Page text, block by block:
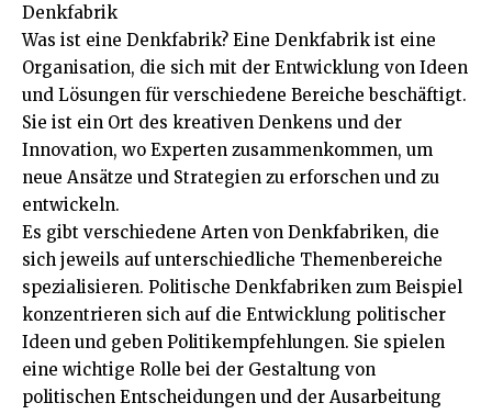
Denkfabrik
Was ist eine Denkfabrik? Eine Denkfabrik ist eine
Organisation, die sich mit der Entwicklung von Ideen
und Lösungen für verschiedene Bereiche beschäftigt.
Sie ist ein Ort des kreativen Denkens und der
Innovation, wo Experten zusammenkommen, um
neue Ansätze und Strategien zu erforschen und zu
entwickeln.
Es gibt verschiedene Arten von Denkfabriken, die
sich jeweils auf unterschiedliche Themenbereiche
spezialisieren. Politische Denkfabriken zum Beispiel
konzentrieren sich auf die Entwicklung politischer
Ideen und geben Politikempfehlungen. Sie spielen
eine wichtige Rolle bei der Gestaltung von
politischen Entscheidungen und der Ausarbeitung